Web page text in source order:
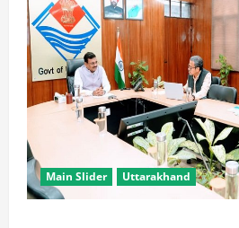
Main Slider Uttarakhand